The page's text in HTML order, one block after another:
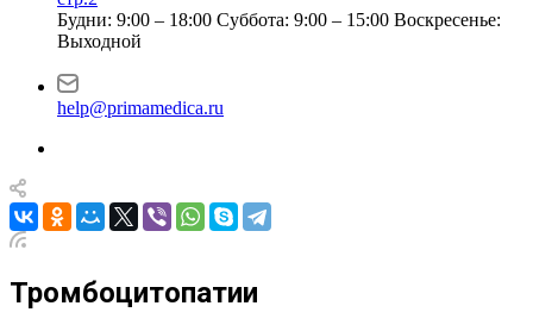
Будни: 9:00 – 18:00 Суббота: 9:00 – 15:00 Воскресенье:
Выходной
help@primamedica.ru
Тромбоцитопатии